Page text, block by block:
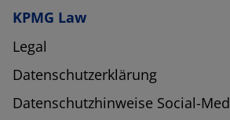
KPMG Law
Legal
Datenschutzerklärung
Datenschutzhinweise Social-